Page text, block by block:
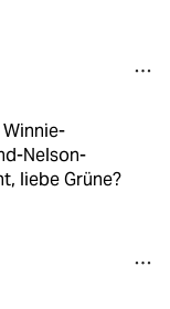
Nelson-
liebe Grüne?